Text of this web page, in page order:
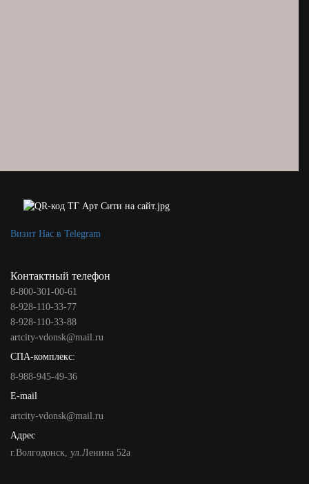
Визит Нас в Telegram
Контактный телефон
8-800-301-00-61
8-928-110-33-77
8-928-110-33-88
artcity-vdonsk@mail.ru
СПА-комплекс:
8-988-945-49-36
E-mail
artcity-vdonsk@mail.ru
Адрес
г.Волгодонск, ул.Ленина 52а